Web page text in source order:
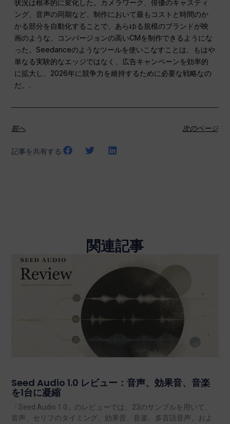
状況は根本的に変化した。カメラワーク、俳優のキャスティ
ング、音声の同期など、制作において最もコストと時間のか
かる部分を自動化することで、あらゆる規模のブランドが映
画のような、コンバージョンの高いCMを制作できるようにな
った。Seedanceのようなツールを使いこなすことは、もはや
単なる実験的なエッジではなく、広告キャンペーンを効率的
に拡大し、2026年に競争力を維持するために必要な戦略なの
だ。.
前へ 次のページ
記事を共有する
関連記事
Seed Audio 1.0 レビュー：音声、効果音、音楽
を1台に凝縮
「Seed Audio 1.0」のレビューでは、23のサンプルを用いて、
音声、セリフのタイミング、効果音、音楽、多言語音声、およ